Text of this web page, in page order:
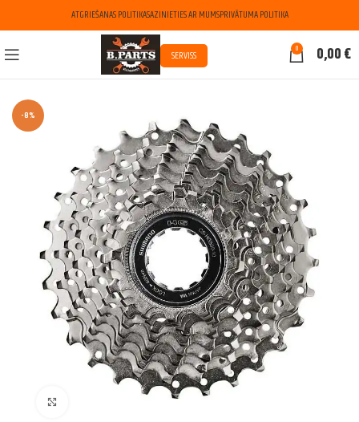
ATGRIEŠANAS POLITIKASAZINIETIES AR MUMSPRIVĀTUMA POLITIKA
SERVISS 0 0,00€
-8%